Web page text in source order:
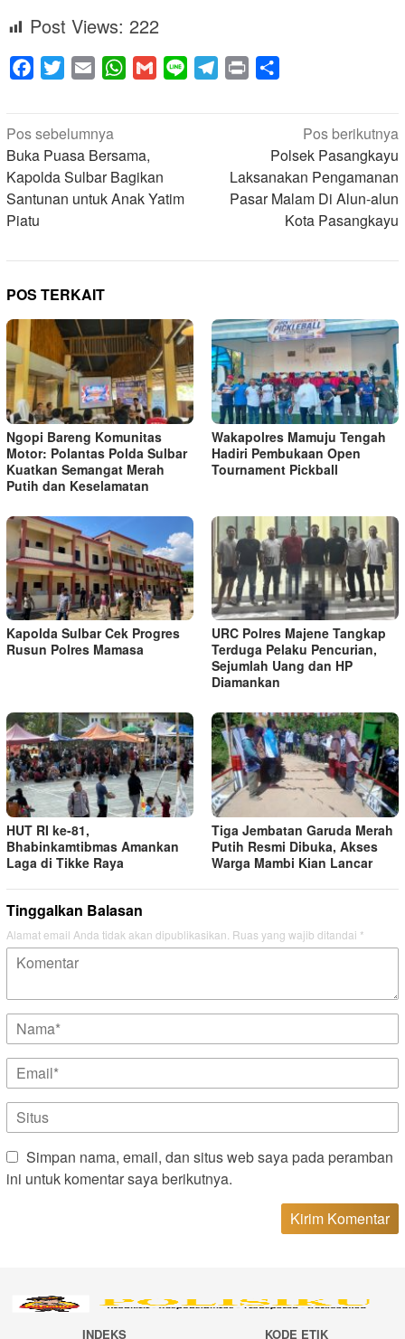
Post Views: 222
Facebook
Twitter Email WhatsApp
Gmail Line Telegram
Print
Navigasi
pos
Pos sebelumnya
Buka Puasa Bersama,
Kapolda Sulbar Bagikan
Santunan untuk Anak Yatim
Piatu
Pos berikutnya
Polsek Pasangkayu
Laksanakan Pengamanan
Pasar Malam Di Alun-alun
Kota Pasangkayu
POS TERKAIT
Ngopi Bareng Komunitas
Motor: Polantas Polda Sulbar
Kuatkan Semangat Merah
Putih dan Keselamatan
Wakapolres Mamuju Tengah
Hadiri Pembukaan Open
Tournament Pickball
Kapolda Sulbar Cek Progres
Rusun Polres Mamasa
URC Polres Majene Tangkap
Terduga Pelaku Pencurian,
Sejumlah Uang dan HP
Diamankan
HUT RI ke-81,
Bhabinkamtibmas Amankan
Laga di Tikke Raya
Tiga Jembatan Garuda Merah
Putih Resmi Dibuka, Akses
Warga Mambi Kian Lancar
Tinggalkan Balasan
Alamat email Anda tidak akan dipublikasikan. Ruas yang wajib ditandai *
Simpan nama, email, dan situs web saya pada peramban
ini untuk komentar saya berikutnya.
INDEKS KODE ETIK